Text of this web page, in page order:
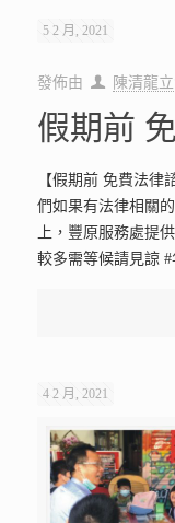
5 2 月, 2021
發佈由 陳清龍
假期前
【假期前 免費法律
們如果有法律相關
上，豐原服務處提
較多需等候請見諒
4 2 月, 2021